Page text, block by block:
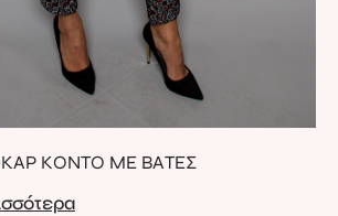
ΚΟΝΤΟ ΜΕ ΒΑΤΕΣ